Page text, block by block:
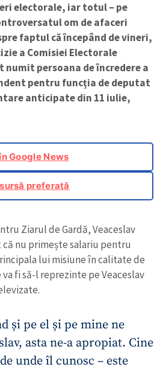
electorale, iar totul – pe
om de afaceri
faptul că începând de vineri,
a Comisiei Electorale
numit persoana de încredere a
pentru funcția de deputat
anticipate din 11 iulie,
Google News
preferată
Ziarul de Gardă, Veaceslav
nu primește salariu pentru
lui misiune în calitate de
fi să-l reprezinte pe Veaceslav
și pe el și pe mine ne
asta ne-a apropiat. Cine
unde îl cunosc – este